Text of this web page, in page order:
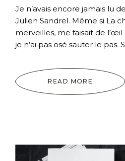
Je n’avais encore jamais lu
Julien Sandrel. Même si La
merveilles, me faisait de l’œil
je n’ai pas osé sauter le pas.
READ MORE